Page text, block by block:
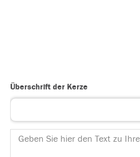
Überschrift der Kerze